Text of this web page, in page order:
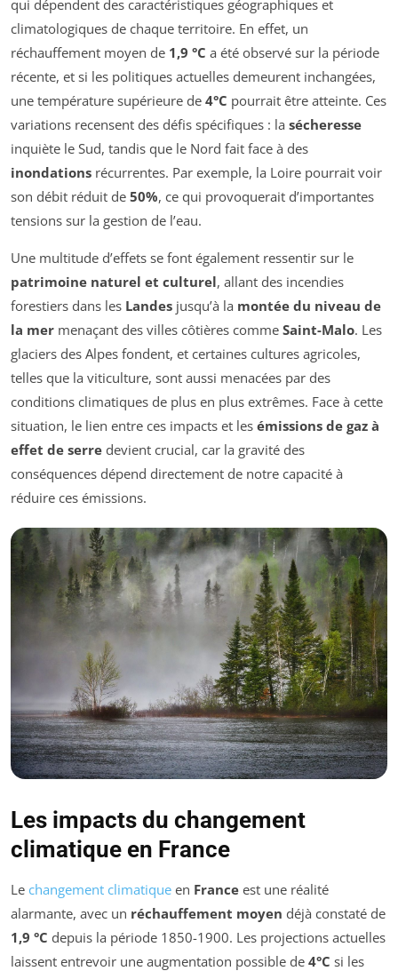
qui dépendent des caractéristiques géographiques et
climatologiques de chaque territoire. En effet, un
réchauffement moyen de 1,9 °C a été observé sur la période
récente, et si les politiques actuelles demeurent inchangées,
une température supérieure de 4°C pourrait être atteinte. Ces
variations recensent des défis spécifiques : la sécheresse
inquiète le Sud, tandis que le Nord fait face à des
inondations récurrentes. Par exemple, la Loire pourrait voir
son débit réduit de 50%, ce qui provoquerait d’importantes
tensions sur la gestion de l’eau.
Une multitude d’effets se font également ressentir sur le
patrimoine naturel et culturel, allant des incendies
forestiers dans les Landes jusqu’à la montée du niveau de
la mer menaçant des villes côtières comme Saint-Malo. Les
glaciers des Alpes fondent, et certaines cultures agricoles,
telles que la viticulture, sont aussi menacées par des
conditions climatiques de plus en plus extrêmes. Face à cette
situation, le lien entre ces impacts et les émissions de gaz à
effet de serre devient crucial, car la gravité des
conséquences dépend directement de notre capacité à
réduire ces émissions.
Les impacts du changement
climatique en France
Le changement climatique en France est une réalité
alarmante, avec un réchauffement moyen déjà constaté de
1,9 °C depuis la période 1850-1900. Les projections actuelles
laissent entrevoir une augmentation possible de 4°C si les